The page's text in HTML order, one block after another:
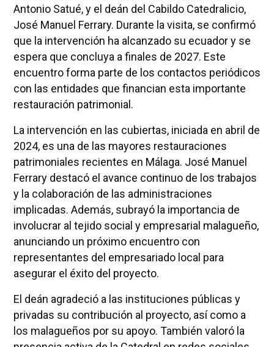
Antonio Satué, y el deán del Cabildo Catedralicio,
José Manuel Ferrary. Durante la visita, se confirmó
que la intervención ha alcanzado su ecuador y se
espera que concluya a finales de 2027. Este
encuentro forma parte de los contactos periódicos
con las entidades que financian esta importante
restauración patrimonial.
La intervención en las cubiertas, iniciada en abril de
2024, es una de las mayores restauraciones
patrimoniales recientes en Málaga. José Manuel
Ferrary destacó el avance continuo de los trabajos
y la colaboración de las administraciones
implicadas. Además, subrayó la importancia de
involucrar al tejido social y empresarial malagueño,
anunciando un próximo encuentro con
representantes del empresariado local para
asegurar el éxito del proyecto.
El deán agradeció a las instituciones públicas y
privadas su contribución al proyecto, así como a
los malagueños por su apoyo. También valoró la